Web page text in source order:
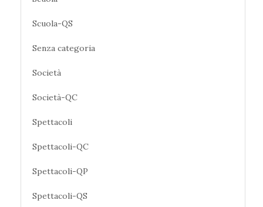
Scuola-QS
Senza categoria
Società
Società-QC
Spettacoli
Spettacoli-QC
Spettacoli-QP
Spettacoli-QS